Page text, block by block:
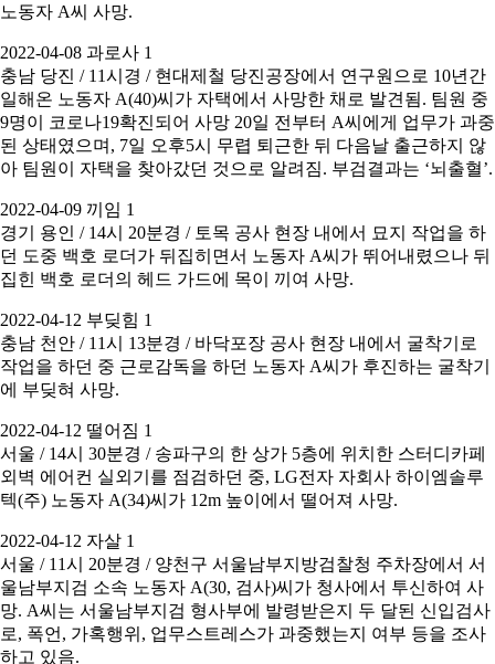
노동자 A씨 사망.
2022-04-08 과로사 1
충남 당진 / 11시경 / 현대제철 당진공장에서 연구원으로 10년간
일해온 노동자 A(40)씨가 자택에서 사망한 채로 발견됨. 팀원 중
9명이 코로나19확진되어 사망 20일 전부터 A씨에게 업무가 과중
된 상태였으며, 7일 오후5시 무렵 퇴근한 뒤 다음날 출근하지 않
아 팀원이 자택을 찾아갔던 것으로 알려짐. 부검결과는 ‘뇌출혈’.
2022-04-09 끼임 1
경기 용인 / 14시 20분경 / 토목 공사 현장 내에서 묘지 작업을 하
던 도중 백호 로더가 뒤집히면서 노동자 A씨가 뛰어내렸으나 뒤
집힌 백호 로더의 헤드 가드에 목이 끼여 사망.
2022-04-12 부딪힘 1
충남 천안 / 11시 13분경 / 바닥포장 공사 현장 내에서 굴착기로
작업을 하던 중 근로감독을 하던 노동자 A씨가 후진하는 굴착기
에 부딪혀 사망.
2022-04-12 떨어짐 1
서울 / 14시 30분경 / 송파구의 한 상가 5층에 위치한 스터디카페
외벽 에어컨 실외기를 점검하던 중, LG전자 자회사 하이엠솔루
텍(주) 노동자 A(34)씨가 12m 높이에서 떨어져 사망.
2022-04-12 자살 1
서울 / 11시 20분경 / 양천구 서울남부지방검찰청 주차장에서 서
울남부지검 소속 노동자 A(30, 검사)씨가 청사에서 투신하여 사
망. A씨는 서울남부지검 형사부에 발령받은지 두 달된 신입검사
로, 폭언, 가혹행위, 업무스트레스가 과중했는지 여부 등을 조사
하고 있음.